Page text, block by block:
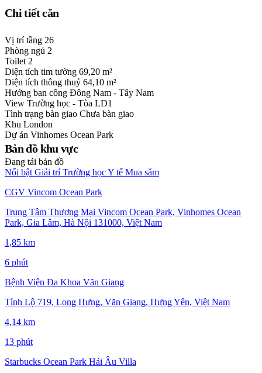
Chi tiết căn
Vị trí tầng 26
Phòng ngủ 2
Toilet 2
Diện tích tim tường 69,20 m²
Diện tích thông thuỷ 64,10 m²
Hướng ban công Đông Nam - Tây Nam
View Trường học - Tòa LD1
Tình trạng bàn giao Chưa bàn giao
Khu London
Dự án Vinhomes Ocean Park
Bản đồ khu vực
Đang tải bản đồ
Nổi bật Giải trí Trường họcY tế Mua sắm
CGV Vincom Ocean Park
Trung Tâm Thương Mại Vincom Ocean Park, Vinhomes Ocean
Park, Gia Lâm, Hà Nội 131000, Việt Nam
1,85 km
6 phút
Bệnh Viện Đa Khoa Văn Giang
Tỉnh Lộ 719, Long Hưng, Văn Giang, Hưng Yên, Việt Nam
4,14 km
13 phút
Starbucks Ocean Park Hải Âu Villa